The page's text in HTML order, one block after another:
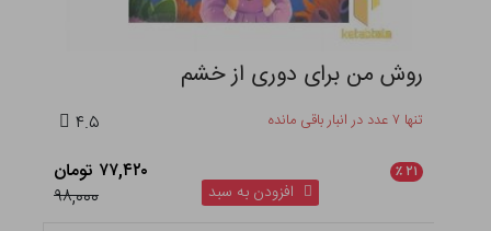
روش من برای دوری از خشم
تنها ۷ عدد در انبار باقی مانده ۴.۵
۲۱ ٪
۷۷,۴۲۰ تومان
۹۸,۰۰۰
افزودن به سبد